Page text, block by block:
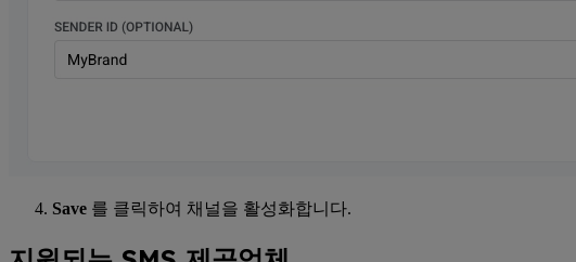
Save 를 클릭하여 채널을 활성화합니다.